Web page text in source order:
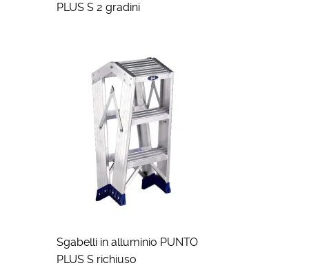
PLUS S 2 gradini
Sgabelli in alluminio PUNTO
PLUS S richiuso